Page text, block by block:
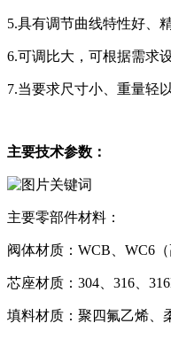
5.具有调节曲线特性好、
6.可调比大，可根据需求
7.当要求尺寸小、重量轻
主要技术参数：
主要零部件材料：
阀体材质：WCB、WC6
芯座材质：304、316、
填料材质：聚四氟乙烯、